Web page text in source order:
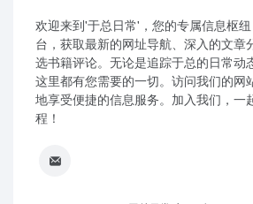
欢迎来到'于总日常'，您的专属信息枢
台，获取最新的网址导航、深入的文章
选书籍评论。无论是追踪于总的日常动
这里都有您需要的一切。访问我们的网
地享受便捷的信息服务。加入我们，一
程！